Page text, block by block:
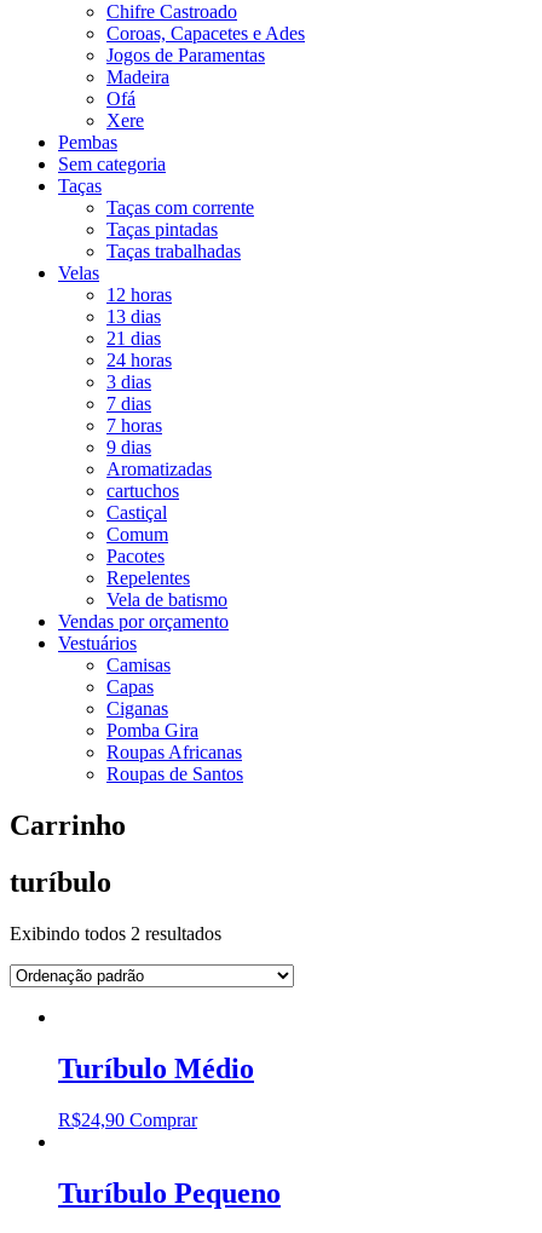
Chifre Castroado
Coroas, Capacetes e Ades
Jogos de Paramentas
Madeira
Ofá
Xere
Pembas
Sem categoria
Taças
Taças com corrente
Taças pintadas
Taças trabalhadas
Velas
12 horas
13 dias
21 dias
24 horas
3 dias
7 dias
7 horas
9 dias
Aromatizadas
cartuchos
Castiçal
Comum
Pacotes
Repelentes
Vela de batismo
Vendas por orçamento
Vestuários
Camisas
Capas
Ciganas
Pomba Gira
Roupas Africanas
Roupas de Santos
Carrinho
turíbulo
Exibindo todos 2 resultados
Turíbulo Médio
R$24,90 Comprar
Turíbulo Pequeno